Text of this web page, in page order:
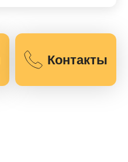
Контакты